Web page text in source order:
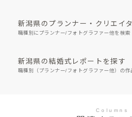
新潟県のプランナー・クリエイ
職種別にプランナー/フォトグラファー他を検索
新潟県の結婚式レポートを探す
職種別（プランナー/フォトグラファー他）の作
Columns